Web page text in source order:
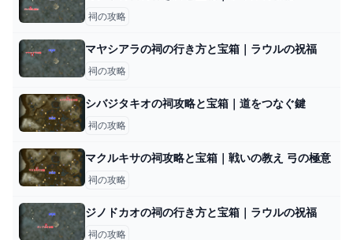
祠の攻略
マヤシアラの祠の行き方と宝箱｜ラウルの祝福
祠の攻略
シバジタキオの祠攻略と宝箱｜道をつなぐ鍵
祠の攻略
マクルキサの祠攻略と宝箱｜戦いの教え 弓の極意
祠の攻略
ジノドカオの祠の行き方と宝箱｜ラウルの祝福
祠の攻略